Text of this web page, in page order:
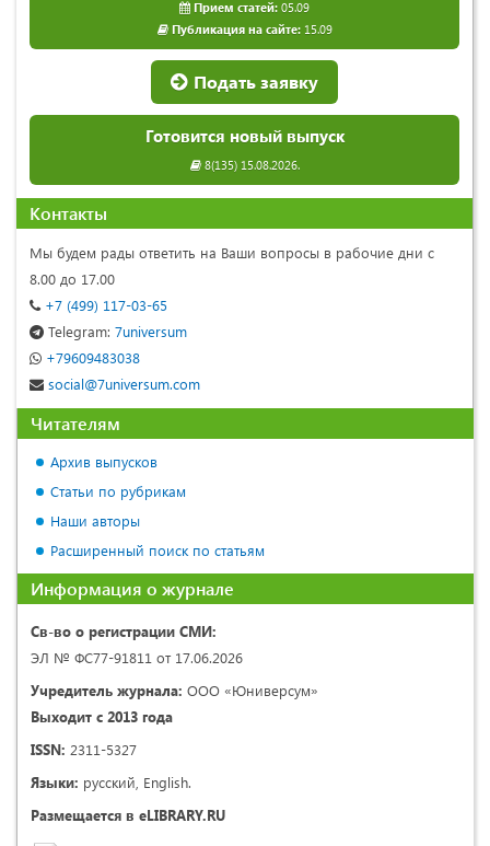
Прием статей: 05.09
Публикация на сайте:15.09
Подать заявку
Готовится новый выпуск
8(135) 15.08.2026.
Контакты
Мы будем рады ответить на Ваши вопросы в рабочие дни с
8.00 до 17.00
+7 (499) 117-03-65
Telegram: 7universum
+79609483038
social@7universum.com
Читателям
Архив выпусков
Статьи по рубрикам
Наши авторы
Расширенный поиск по статьям
Информация о журнале
Св-во о регистрации СМИ:
ЭЛ № ФС77-91811 от 17.06.2026
Учредитель журнала: ООО «Юниверсум»
Выходит с 2013 года
ISSN: 2311-5327
Языки: русский, English.
Размещается в eLIBRARY.RU